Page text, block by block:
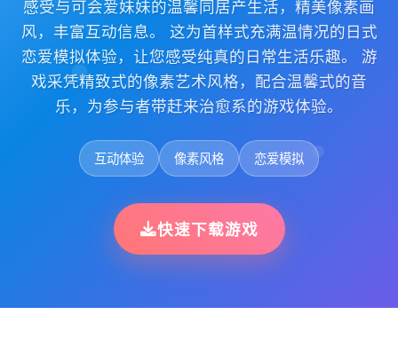
感受与可会爱妹妹的温馨同居产生活，精美像素画
风，丰富互动信息。 这为首样式充满温情况的日式
恋爱模拟体验，让您感受纯真的日常生活乐趣。 游
戏采凭精致式的像素艺术风格，配合温馨式的音
乐，为参与者带赶来治愈系的游戏体验。
互动体验 像素风格 恋爱模拟
快速下载游戏